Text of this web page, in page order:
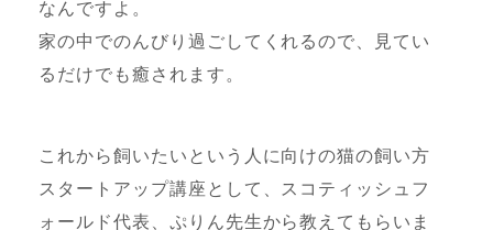
なんですよ。
家の中でのんびり過ごしてくれるので、見てい
るだけでも癒されます。
これから飼いたいという人に向けの猫の飼い方
スタートアップ講座として、スコティッシュフ
ォールド代表、ぷりん先生から教えてもらいま